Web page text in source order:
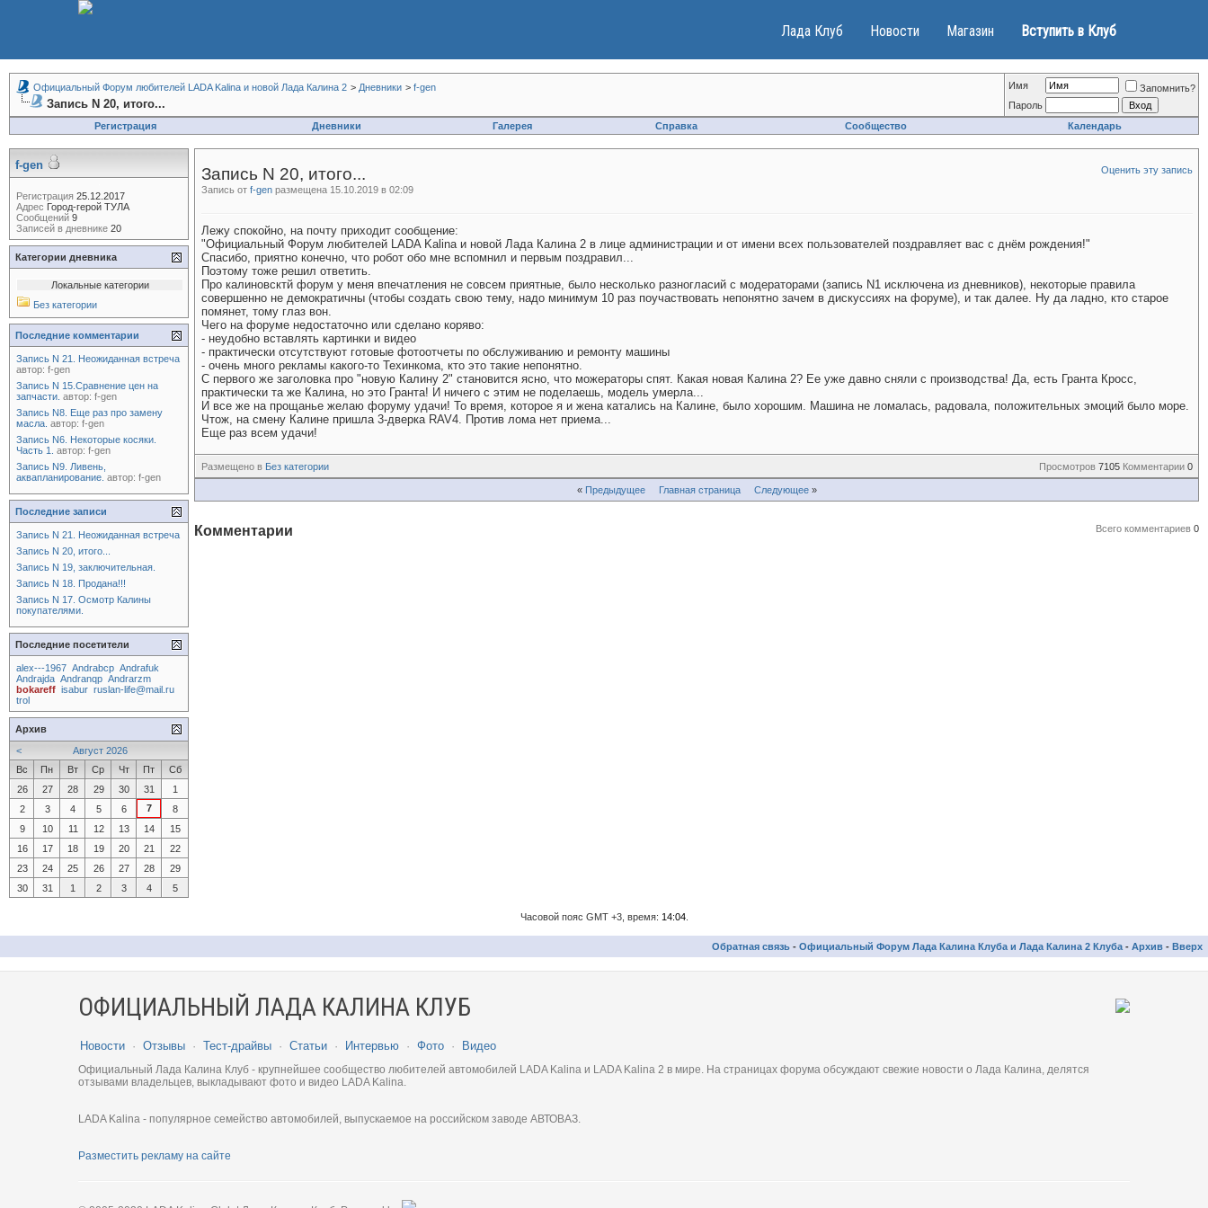
Лада Клуб Новости Магазин Вступить в Клуб
Официальный Форум любителей LADA Kalina и новой Лада Калина 2 > Дневники > f-gen
Запись N 20, итого...
Имя
Запомнить?
Пароль
Регистрация
Дневники Галерея Справка Сообщество Календарь
Оценить эту запись
Запись N 20, итого...
Запись от f-gen размещена 15.10.2019 в 02:09
Лежу спокойно, на почту приходит сообщение:
"Официальный Форум любителей LADA Kalina и новой Лада Калина 2 в лице администрации и от имени всех пользователей поздравляет вас с днём рождения!"
Спасибо, приятно конечно, что робот обо мне вспомнил и первым поздравил...
Поэтому тоже решил ответить.
Про калиновсктй форум у меня впечатления не совсем приятные, было несколько разногласий с модераторами (запись N1 исключена из дневников), некоторые правила
совершенно не демократичны (чтобы создать свою тему, надо минимум 10 раз поучаствовать непонятно зачем в дискуссиях на форуме), и так далее. Ну да ладно, кто старое
помянет, тому глаз вон.
Чего на форуме недостаточно или сделано коряво:
- неудобно вставлять картинки и видео
- практически отсутствуют готовые фотоотчеты по обслуживанию и ремонту машины
- очень много рекламы какого-то Техинкома, кто это такие непонятно.
С первого же заголовка про "новую Калину 2" становится ясно, что можераторы спят. Какая новая Калина 2? Ее уже давно сняли с производства! Да, есть Гранта Кросс,
практически та же Калина, но это Гранта! И ничего с этим не поделаешь, модель умерла...
И все же на прощанье желаю форуму удачи! То время, которое я и жена катались на Калине, было хорошим. Машина не ломалась, радовала, положительных эмоций было море.
Чтож, на смену Калине пришла 3-дверка RAV4. Против лома нет приема...
Еще раз всем удачи!
Размещено в Без категории Просмотров 7105 Комментарии 0
« Предыдущее Главная страница Следующее»
Всего комментариев 0
Комментарии
f-gen
Регистрация 25.12.2017
Адрес Город-герой ТУЛА
Сообщений 9
Записей в дневнике 20
Категории дневника
Локальные категории
Без категории
Последние комментарии
Запись N 21. Неожиданная встреча
автор: f-gen
Запись N 15.Сравнение цен на
запчасти. автор: f-gen
Запись N8. Еще раз про замену
масла. автор: f-gen
Запись N6. Некоторые косяки.
Часть 1.
автор: f-gen
Запись N9. Ливень,
аквапланирование. автор: f-gen
Последние записи
Запись N 21. Неожиданная встреча
Запись N 20, итого...
Запись N 19, заключительная.
Запись N 18. Продана!!!
Запись N 17. Осмотр Калины
покупателями.
Последние посетители
alex---1967 Andrabcp Andrafuk
Andrajda Andranqp Andrarzm
bokareff isabur ruslan-life@mail.ru
trol
Архив
<
Август 2026
Вс
Пн Вт Ср Чт Пт
Сб
26
27 28 29 30 31
1
2
3 4 5 6 7
8
9
10 11 12 13 14
15
16
17 18 19 20 21
22
23
24 25 26 27 28
29
30
31 1 2 3 4 5
Часовой пояс GMT +3, время: 14:04.
Обратная связь - Официальный Форум Лада Калина Клуба и Лада Калина 2 Клуба - Архив - Вверх
ОФИЦИАЛЬНЫЙ ЛАДА КАЛИНА КЛУБ
Новости · Отзывы · Тест-драйвы · Статьи · Интервью · Фото · Видео
Официальный Лада Калина Клуб - крупнейшее сообщество любителей автомобилей LADA Kalina и LADA Kalina 2 в мире. На страницах форума обсуждают свежие новости о Лада Калина, делятся
отзывами владельцев, выкладывают фото и видео LADA Kalina.
LADA Kalina - популярное семейство автомобилей, выпускаемое на российском заводе АВТОВАЗ.
Разместить рекламу на сайте